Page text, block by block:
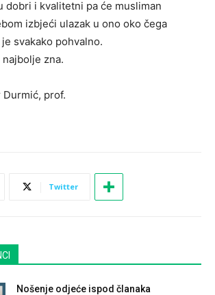
dobri i kvalitetni pa će musliman
izbjeći ulazak u ono oko čega
svakako pohvalno.
zna.
prof.
Twitter
Nošenje odjeće ispod članaka